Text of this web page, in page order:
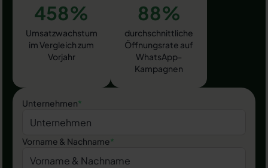
458%
Umsatzwachstum
im Vergleich zum
Vorjahr
88%
durchschnittliche
Öffnungsrate auf
WhatsApp-
Kampagnen
Unternehmen*
Vorname & Nachname*